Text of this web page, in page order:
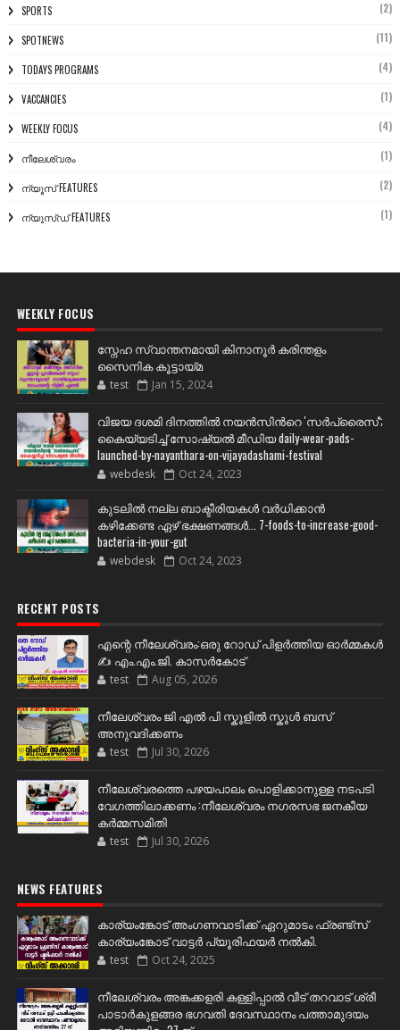
SPORTS (2)
SPOTNEWS (11)
TODAYS PROGRAMS (4)
VACCANCIES (1)
WEEKLY FOCUS (4)
നീലേശ്വരം (1)
ന്യൂസ് FEATURES (2)
ന്യൂസ്ഡ് FEATURES (1)
WEEKLY FOCUS
സ്നേഹ സ്വാന്തനമായി കിനാനൂർ കരിന്തളം
സൈനിക കൂട്ടായ്മ
test Jan 15, 2024
വിജയ ദശമി ദിനത്തില്‍ നയന്‍സിന്‍റെ 'സര്‍പ്രൈസ്';
കൈയ്യടിച്ച് സോഷ്യല്‍ മീഡിയ daily-wear-pads-
launched-by-nayanthara-on-vijayadashami-festival
webdesk Oct 24, 2023
കുടലിൽ നല്ല ബാക്ടീരിയകൾ വര്‍ധിക്കാന്‍
കഴിക്കേണ്ട ഏഴ് ഭക്ഷണങ്ങള്‍... 7-foods-to-increase-good-
bacteria-in-your-gut
webdesk Oct 24, 2023
RECENT POSTS
എന്റെ നീലേശ്വരം:ഒരു റോഡ് പിളർത്തിയ ഓർമ്മകൾ
✍️ എം.എം.ജി. കാസർകോട്
test Aug 05, 2026
നീലേശ്വരം ജി എൽ പി സ്കൂളിൽ സ്കൂൾ ബസ്
അനുവദിക്കണം
test Jul 30, 2026
നീലേശ്വരത്തെ പഴയപാലം പൊളിക്കാനുള്ള നടപടി
വേഗത്തിലാക്കണം :നീലേശ്വരം നഗരസഭ ജനകീയ
കർമ്മസമിതി
test Jul 30, 2026
NEWS FEATURES
കാര്യംങ്കോട് അംഗണവാടിക്ക് ഏറുമാടം ഫ്രണ്ട്സ്
കാര്യംങ്കോട് വാട്ടർ പ്യൂരിഫയർ നൽകി.
test Oct 24, 2025
നീലേശ്വരം അങ്കക്കളരി കള്ളിപ്പാൽ വീട് തറവാട് ശ്രീ
പാടാർകുളങ്ങര ഭഗവതി ദേവസ്ഥാനം പത്താമുദയം